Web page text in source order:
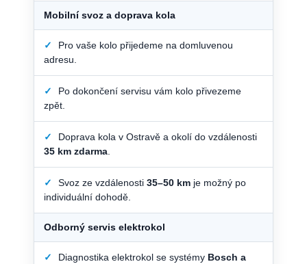
Mobilní svoz a doprava kola
✓
Pro vaše kolo přijedeme na domluvenou
adresu.
✓
Po dokončení servisu vám kolo přivezeme
zpět.
✓
Doprava kola v Ostravě a okolí do vzdálenosti
35 km zdarma
✓ Svoz ze vzdálenosti 35–50 km je možný po
individuální dohodě.
Odborný servis elektrokol
✓ Diagnostika elektrokol se systémy Bosch a